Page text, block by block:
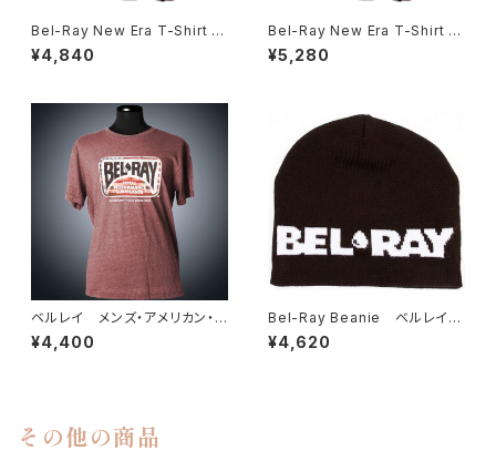
Bel-Ray New Era T-Shirt -
Grey - M / L / XL ベルレ
イ ニューエラ Tシャツ（グレ
¥4,840
Bel-Ray New Era T-Shirt -
Grey - 2XL / 3XL ベルレ
イ ニューエラ Tシャツ（グレ
¥5,280
ベルレイ メンズ・アメリカン・メ
イド・Tシャツ（レッド） Mens
American Made T-Shirt (Re
¥4,400
Bel-Ray Beanie ベルレイ
ビーニー（ニット帽）
¥4,620
その他の商品